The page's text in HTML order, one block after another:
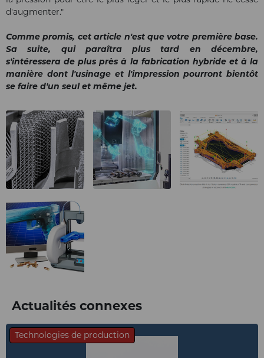
d'augmenter."
Comme promis, cet article n'est que votre première base.
Sa suite, qui paraîtra plus tard en décembre,
s'intéressera de plus près à la fabrication hybride et à la
manière dont l'usinage et l'impression pourront bientôt
se faire d'un seul et même jet.
Actualités connexes
Technologies de production